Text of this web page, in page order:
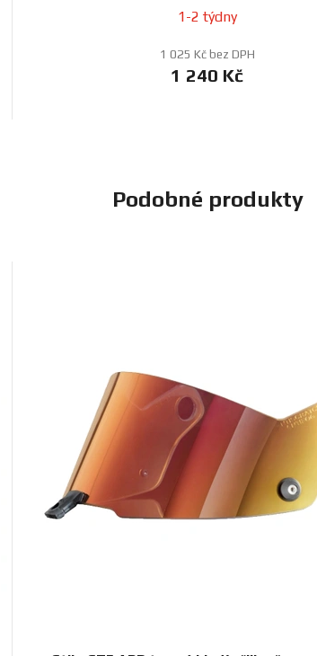
1-2 týdny
1 025 Kč bez DPH
1 240 Kč
Podobné produkty